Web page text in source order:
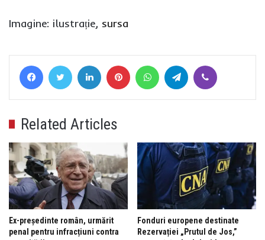
Imagine: ilustrație, sursa
FacebookTwitter LinkedIn Pinterest WhatsAppTelegram
Related Articles
Ex-președinte român, urmărit
penal pentru infracțiuni contra
Fonduri europene destinate
Rezervației „Prutul de Jos,”